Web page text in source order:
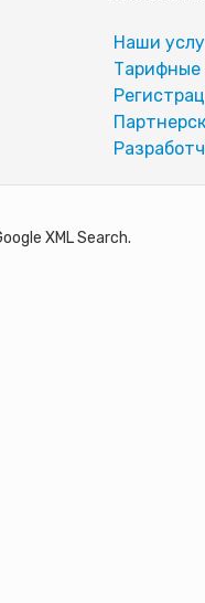
Наши
Тарифные
XML Search.